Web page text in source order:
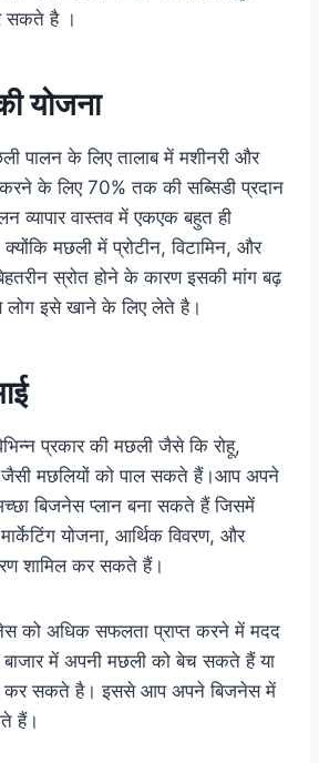
सकते है ।
योजना
पालन के लिए तालाब में मशीनरी और
के लिए 70% तक की सब्सिडी प्रदान
व्यापार वास्तव में एकएक बहुत ही
मछली में प्रोटीन, विटामिन, और
स्रोत होने के कारण इसकी मांग बढ़
लोग इसे खाने के लिए लेते है।
प्रकार की मछली जैसे कि रोहू,
जैसी मछलियों को पाल सकते हैं।आप अपने
बिजनेस प्लान बना सकते हैं जिसमें
योजना, आर्थिक विवरण, और
शामिल कर सकते हैं।
को अधिक सफलता प्राप्त करने में मदद
में अपनी मछली को बेच सकते हैं या
कर सकते है। इससे आप अपने बिजनेस में
हैं।